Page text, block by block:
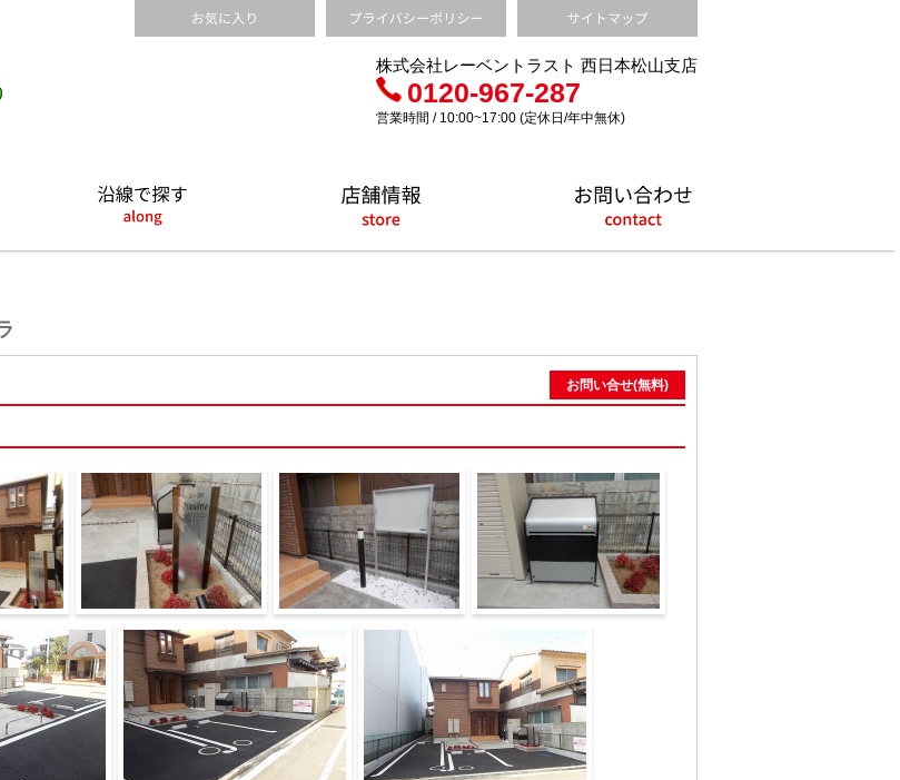
株式会社レーベントラスト 西日本松山支店
0120-967-287
営業時間 / 10:00~17:00 (定休日/年中無休)
お問い合せ(無料)
外観 外観